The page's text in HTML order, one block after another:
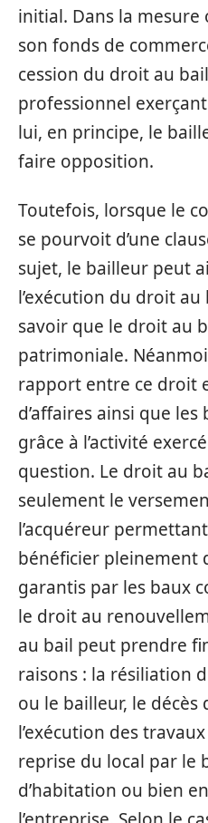
initial. Dans la mesure
son fonds de
cession du droit au
professionnel
lui, en principe, le
faire opposition.
Toutefois, lorsque le
se pourvoit d’une
sujet, le bailleur peut
l’exécution du droit
savoir que le droit au
patrimoniale.
rapport entre ce droit
d’affaires ainsi que
grâce à l’activité
question. Le droit au
seulement le
l’acquéreur
bénéficier pleinement
garantis par les baux
le droit au
au bail peut prendre
raisons : la résiliation
ou le bailleur, le décès
l’exécution des
reprise du local par le
d’habitation ou bien